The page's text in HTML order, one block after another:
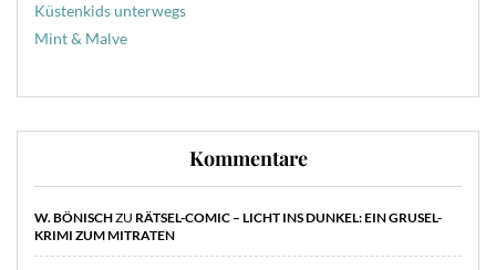
Küstenkids unterwegs
Mint & Malve
Kommentare
W. BÖNISCHZU RÄTSEL-COMIC – LICHT INS DUNKEL: EIN GRUSEL-
KRIMI ZUM MITRATEN